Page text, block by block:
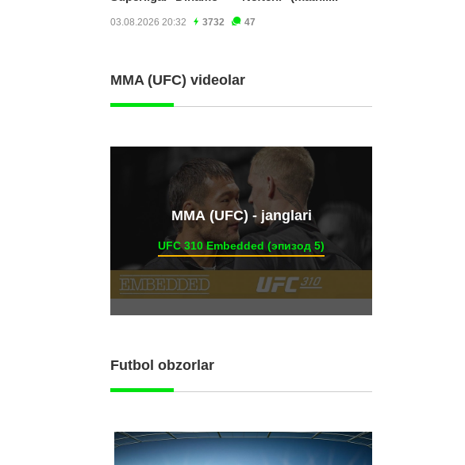
03.08.2026 20:32 3732 47
MMA (UFC) videolar
ММА (UFC) - janglari
UFC 310 Embedded (эпизод 5)
Futbol obzorlar